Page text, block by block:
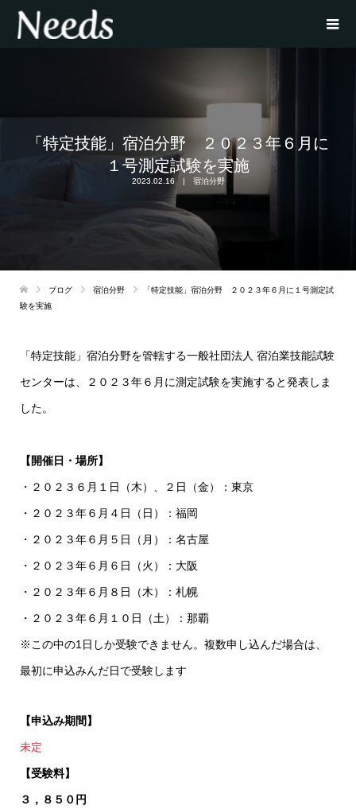
「特定技能」宿泊分野 ２０２３年６月に
１号測定試験を実施
2023.02.16 宿泊分野
ブログ 宿泊分野
「特定技能」宿泊分野 ２０２３年６月に１号測定試
験を実施
「特定技能」宿泊分野を管轄する一般社団法人 宿泊業技能試験
センターは、２０２３年６月に測定試験を実施すると発表しま
した。
【開催日・場所】
・２０２３６月１日（木）、２日（金）：東京
・２０２３年６月４日（日）：福岡
・２０２３年６月５日（月）：名古屋
・２０２３年６月６日（火）：大阪
・２０２３年６月８日（木）：札幌
・２０２３年６月１０日（土）：那覇
※この中の1日しか受験できません。複数申し込んだ場合は、
最初に申込みんだ日で受験します
【申込み期間】
未定
【受験料】
３，８５０円